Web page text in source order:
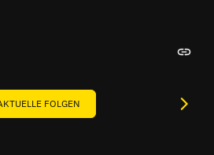
FOLGEN